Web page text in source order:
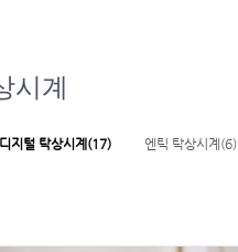
시계
디지털 탁상시계(17) 엔틱 탁상시계(6)